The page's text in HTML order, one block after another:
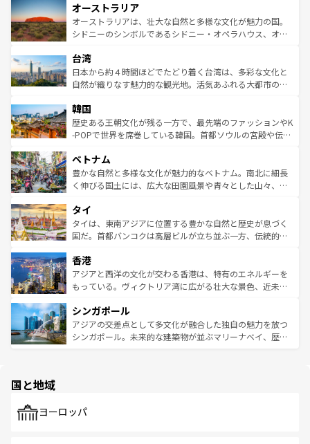
部のニューオーリンズでは、音楽と美食が融合した独特の
文化が魅力。旅行者はアメリカの各地域で異なる魅力を楽
しみながら、その多様性と豊かな歴史を感じることができ
ならではの贅沢な旅のスタイルだ。 なお、新着のアメリカ
情報はコンテンツ一覧を参照してほしい。
ワイ島は見逃せない。また、定番の観光地といえばオアフ
島だが、静かな自然を求めるならマウイ島やカウアイ島が
おすすめ。エメラルドグリーンに輝く海をはじめ、豊かな
れるおもてなしの心で訪れる人々を迎えてくれるハワイの
人々、おいしいローカルフードやハワイアンミュージッ
ク、伝統的なフラダンスなど、すべてがハワイの魅力を彩
ワイを、存分に味わってほしい。 なお、新着のハワイ情報
はコンテンツ一覧を参照してほしい。
オーストラリア
オーストラリアは、壮大な自然と多様な文化が魅力の国。
シドニーのシンボルであるシドニー・オペラハウス、オー
リアリーフや大陸中央部にそびえるウルル（エアーズロッ
ク）、タスマニアの美しい原生林やケアンズの熱帯雨林な
ど、見どころがたくさん。また、カフェやワイン、オージ
いる。アクティビティも充実しており、サーフィンやダイ
ビング、ハイキングなど、アウトドア好きにはたまらな
い。オーストラリアの多彩な魅力を存分に味わいつくそ
参照してほしい。
台湾
日本から約４時間ほどでたどり着く台湾は、多彩な文化と
自然が織りなす魅力的な観光地。活気あふれる大都市の台
ン）、静ひつな山岳地帯である台湾東部など、都市の喧騒
と山間の静けさが共存しており、訪れる人に新しい発見と
驚きをもたらしてくれる。また、奥深い台湾の食文化も魅
容にもいいと評判のスイーツなど、バラエティ豊かな料理
が味わえる。 なお、新着の台湾情報は コンテンツ一覧を参
照してほしい。
韓国
歴史ある王朝文化が残る一方で、最先端のファッションやK
-POPで世界を席巻している韓国。首都ソウルの宮殿や伝統
き、地方に足を延ばせば四季折々の自然美を楽しむことが
できる。そして、キムチや焼肉、絶品のストリートフード
まで、さまざまな韓国料理が待っている。夜には、韓国な
リティに包まれながら、韓国の多彩な魅力を心ゆくまで味
わってみてほしい。 なお、新着の韓国情報はコンテンツ一
覧を参照してほしい。
ベトナム
豊かな自然と多様な文化が魅力的なベトナム。南北に細長
く伸びる国土には、広大な田園風景や青々とした山々、世
急速な発展と共に伝統が息づく。ハノイの古い町並みやホ
ーチミン市のフランス統治時代の建物も、独特の雰囲気を
醸し出している。また、バラエティの豊かさとおいしさで
とつ。フォーやバインミー、ベトナムコーヒーなどは、ぜ
ひ現地で味わいたい。どの地域を訪れてもあたたかい人々
が旅行者を迎えてくれるので、きっと忘れられない旅にな
参照してほしい。
タイ
タイは、東南アジアに位置する豊かな自然と歴史が息づく
国だ。首都バンコクは高層ビルが立ち並ぶ一方、伝統的な
の活気が交差している。北部ではチェンマイなどの山岳地
帯で自然と触れ合い、南部ではプーケットやクラビの美し
いビーチでリゾート気分を楽しむことができる。タイ料理
激する。気候は一年中温暖で、どの季節にも異なる楽しみ
が待っている。親しみやすいタイの人々、仏教を中心とし
た文化、そして多様な観光資源が、訪れる旅人を魅了し続
香港
アジアと西洋の文化が交わる香港は、特有のエネルギーを
もっている。ヴィクトリア湾に広がる壮大な景色、近未来
み、どこを訪れても感動するはず。観光スポットが密集し
ており、効率よく見どころを回れるのも魅力。息をのむよ
うな絶景から文化的な体験まで、香港を存分に楽しみ尽く
シンガポール
アジアの交差点として多文化が融合した独自の魅力を放つ
シンガポール。未来的な建築物が並ぶマリーナベイ、歴史
で、ホーカーズは地元の風情を楽しめる外せないスポット
国と地域
ヨーロッパ